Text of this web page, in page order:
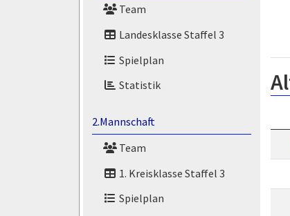
Team
Landesklasse Staffel 3
Spielplan
Statistik
2.Mannschaft
Team
1. Kreisklasse Staffel 3
Spielplan